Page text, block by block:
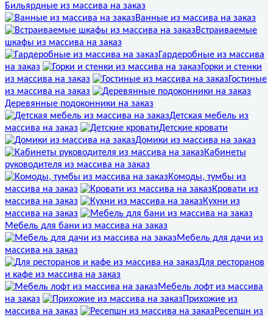
Бильярдные из массива на заказ
Ванные из массива на заказ
Встраиваемые
шкафы из массива на заказ
Гардеробные из массива
на заказ
Горки и стенки
из массива на заказ
Гостиные
из массива на заказ
Деревянные подоконники на заказ
Детская мебель из
массива на заказ
Детские кровати
Домики из массива на заказ
Кабинеты
руководителя из массива на заказ
Комоды, тумбы из
массива на заказ
Кровати из
массива на заказ
Кухни из
массива на заказ
Мебель для бани из массива на заказ
Мебель для дачи из
массива на заказ
Для ресторанов
и кафе из массива на заказ
Мебель лофт из массива
на заказ
Прихожие из
массива на заказ
Ресепшн из